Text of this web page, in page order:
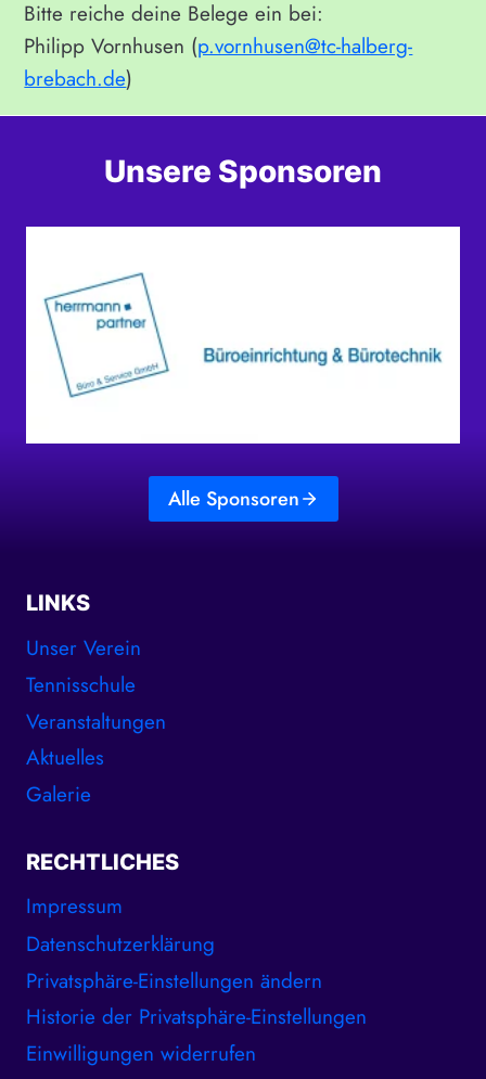
Bitte reiche deine Belege ein bei:
Philipp Vornhusen (p.vornhusen@tc-halberg-
brebach.de)
Unsere Sponsoren
Alle Sponsoren
LINKS
Unser Verein
Tennisschule
Veranstaltungen
Aktuelles
Galerie
RECHTLICHES
Impressum
Datenschutzerklärung
Privatsphäre-Einstellungen ändern
Historie der Privatsphäre-Einstellungen
Einwilligungen widerrufen